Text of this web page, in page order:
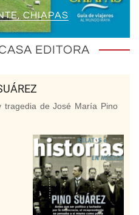
CHIAPAS
EDITORA
tragedia de José María Pino